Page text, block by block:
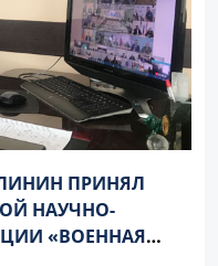
ПРИНЯЛ
НАУЧНО-
«ВОЕННАЯ